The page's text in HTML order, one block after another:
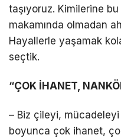
taşıyoruz. Kimilerine
makamında olmadan
Hayallerle yaşamak
seçtik.
“ÇOK İHANET,
– Biz çileyi,
boyunca çok ihanet,